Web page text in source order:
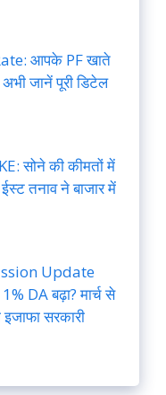
आपके PF खाते
जानें पूरी डिटेल
सोने की कीमतों में
तनाव ने बाजार में
Update
DA बढ़ा? मार्च से
सरकारी